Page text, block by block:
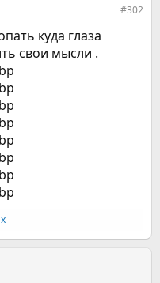
#302
куда глаза
свои мысли .